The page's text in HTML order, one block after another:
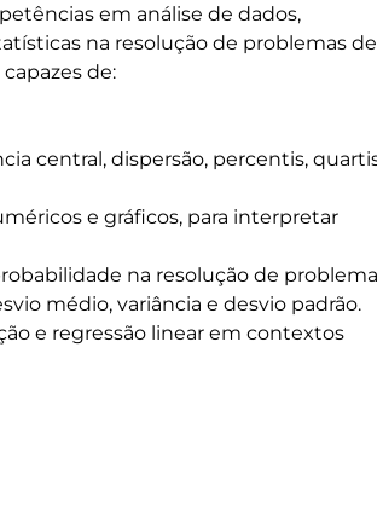
em análise de dados,
na resolução de problemas de
de: